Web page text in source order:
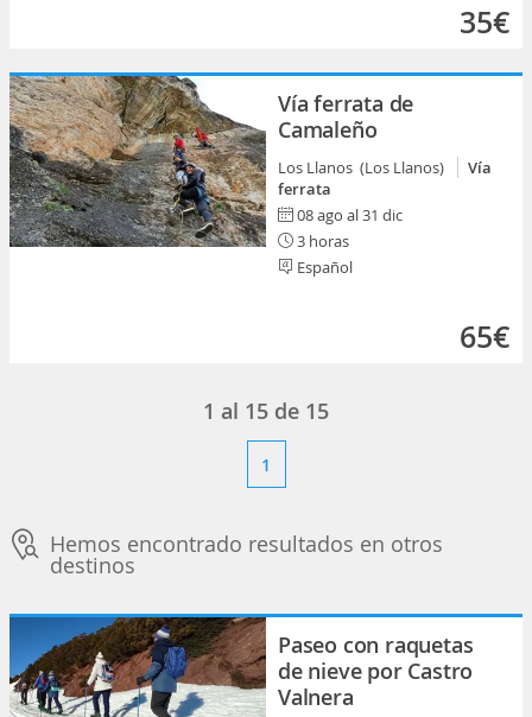
35€
Vía ferrata de
Camaleño
Los Llanos (Los Llanos)
Vía
ferrata
08 ago al 31 dic
3 horas
Español
65€
1 al 15 de 15
1
Hemos encontrado resultados en otros
destinos
Paseo con raquetas
de nieve por Castro
Valnera